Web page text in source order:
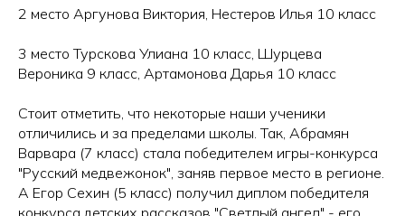
2 место Аргунова Виктория, Нестеров Илья 10 класс
3 место Турскова Улиана 10 класс, Шурцева
Вероника 9 класс, Артамонова Дарья 10 класс
Стоит отметить, что некоторые наши ученики
отличились и за пределами школы. Так, Абрамян
Варвара (7 класс) стала победителем игры-конкурса
"Русский медвежонок", заняв первое место в регионе.
А Егор Сехин (5 класс) получил диплом победителя
конкурса детских рассказов "Светлый ангел" - его